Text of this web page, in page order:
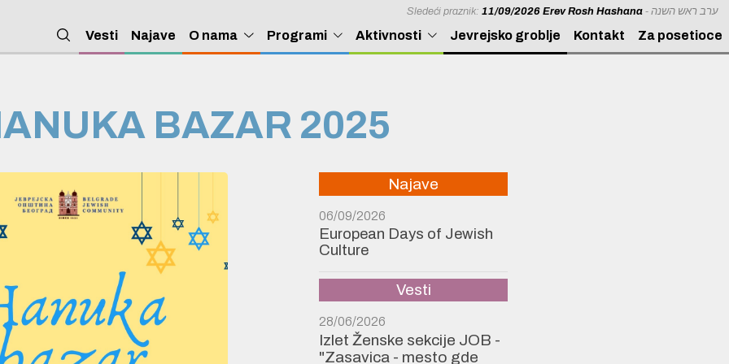
Sledeći praznik:11/09/2026 Erev Rosh Hashana - ערב ראש השנה
Vesti Najave O nama Programi Aktivnosti Jevrejsko groblje Kontakt Za posetioce
BAZAR 2025
Najave
06/09/2026
European Days of Jewish
Culture
Vesti
28/06/2026
Izlet Ženske sekcije JOB -
"Zasavica - mesto gde